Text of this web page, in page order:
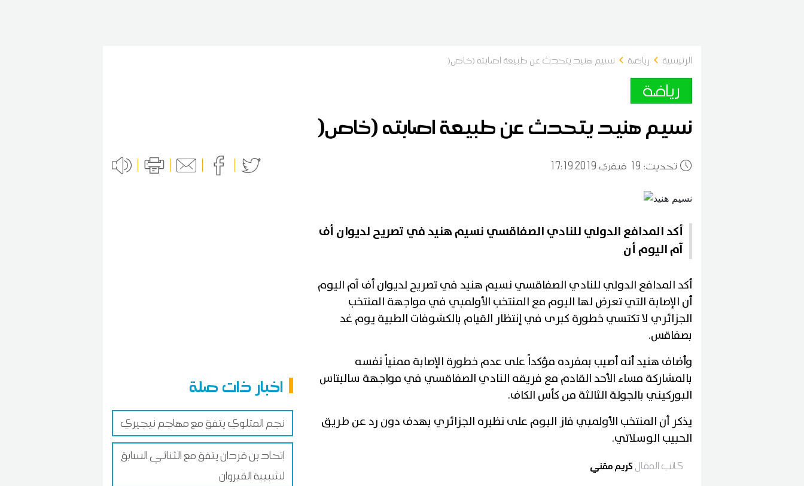
الرئيسية رياضة نسيم هنيد يتحدث عن طبيعة اصابته (خاص(
رياضة
نسيم هنيد يتحدث عن طبيعة اصابته (خاص(
:تحديث 19 17:19 2019 فيفري
اخبار ذات صلة
نجم المتلوي يتفق مع مهاجم نيجيري
إتحاد بن قردان يتفق مع الثنائي السابق
لشبيبة القيروان
أكد المدافع الدولي للنادي الصفاقسي نسيم هنيد في تصريح لديوان أف
آم اليوم أن
أكد المدافع الدولي للنادي الصفاقسي نسيم هنيد في تصريح لديوان أف آم اليوم
أن الإصابة التي تعرض لها اليوم مع المنتخب الأولمبي في مواجهة المنتخب
الجزائري لا تكتسي خطورة كبرى في إنتظار القيام بالكشوفات الطبية يوم غد
بصفاقس.
وأضاف هنيد أنه أصيب بمفرده مؤكداً على عدم خطورة الإصابة ممنياً نفسه
بالمشاركة مساء الأحد القادم مع فريقه النادي الصفاقسي في مواجهة ساليتاس
البوركيني بالجولة الثالثة من كأس الكاف.
يذكر أن المنتخب الأولمبي فاز اليوم على نظيره الجزائري بهدف دون رد عن طريق
الحبيب الوسلاتي.
كاتب المقال كريم مقني